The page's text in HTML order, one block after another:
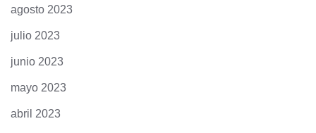
agosto 2023
julio 2023
junio 2023
mayo 2023
abril 2023